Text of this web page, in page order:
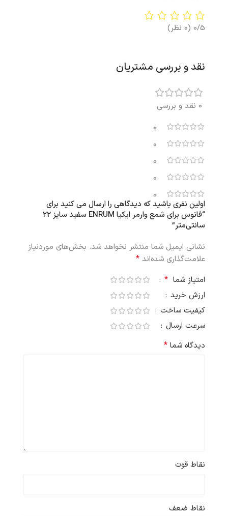
0/5 (0 نظر)
نقد و بررسی مشتریان
0 نقد و بررسی
0
0
0
0
0
اولین نفری باشید که دیدگاهی را ارسال می کنید برای
“فانوس برای شمع وارمر ایکیا ENRUM سفید سایز 22
سانتی‌متر”
نشانی ایمیل شما منتشر نخواهد شد. بخش‌های موردنیاز
علامت‌گذاری شده‌اند *
امتیاز شما *
ارزش خرید
کیفیت ساخت
سرعت ارسال
دیدگاه شما *
نقاط قوت
نقاط ضعف